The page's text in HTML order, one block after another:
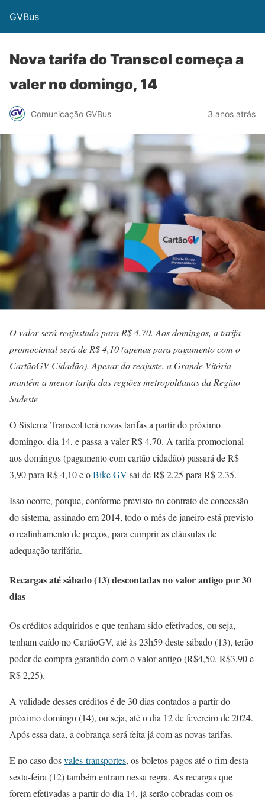
GVBus
Nova tarifa do Transcol começa a
valer no domingo, 14
Comunicação GVBus 3 anos atrás
O valor será reajustado para R$ 4,70. Aos domingos, a tarifa
promocional será de R$ 4,10 (apenas para pagamento com o
CartãoGV Cidadão). Apesar do reajuste, a Grande Vitória
mantém a menor tarifa das regiões metropolitanas da Região
Sudeste
O Sistema Transcol terá novas tarifas a partir do próximo
domingo, dia 14, e passa a valer R$ 4,70. A tarifa promocional
aos domingos (pagamento com cartão cidadão) passará de R$
3,90 para R$ 4,10 e oBike GV sai de R$ 2,25 para R$ 2,35.
Isso ocorre, porque, conforme previsto no contrato de concessão
do sistema, assinado em 2014, todo o mês de janeiro está previsto
o realinhamento de preços, para cumprir as cláusulas de
adequação tarifária.
Recargas até sábado (13) descontadas no valor antigo por 30
dias
Os créditos adquiridos e que tenham sido efetivados, ou seja,
tenham caído no CartãoGV, até às 23h59 deste sábado (13), terão
poder de compra garantido com o valor antigo (R$4,50, R$3,90 e
R$ 2,25).
A validade desses créditos é de 30 dias contados a partir do
próximo domingo (14), ou seja, até o dia 12 de fevereiro de 2024.
Após essa data, a cobrança será feita já com as novas tarifas.
E no caso dosvales-transportes, os boletos pagos até o fim desta
sexta-feira (12) também entram nessa regra. As recargas que
forem efetivadas a partir do dia 14, já serão cobradas com os